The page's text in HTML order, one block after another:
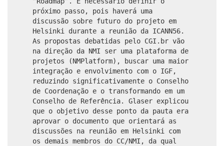
próximo passo, pois haverá uma
discussão sobre futuro do projeto em
Helsinki durante a reunião da ICANN56.
As propostas debatidas pelo CGI.br vão
na direção da NMI ser uma plataforma de
projetos (NMPlatform), buscar uma maior
integração e envolvimento com o IGF,
reduzindo significativamente o Conselho
de Coordenação e o transformando em um
Conselho de Referência. Glaser explicou
que o objetivo desse ponto da pauta era
aprovar o documento que orientará as
discussões na reunião em Helsinki com
os demais membros do CC/NMI, da qual